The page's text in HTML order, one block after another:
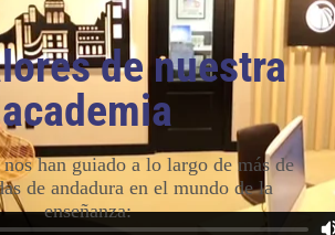
de nuestra
academia
han guiado a lo largo de más de
de andadura en el mundo de la
enseñanza: